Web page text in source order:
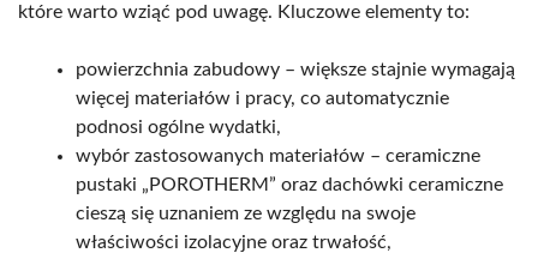
które warto wziąć pod uwagę. Kluczowe elementy to:
powierzchnia zabudowy – większe stajnie wymagają
więcej materiałów i pracy, co automatycznie
podnosi ogólne wydatki,
wybór zastosowanych materiałów – ceramiczne
pustaki „POROTHERM” oraz dachówki ceramiczne
cieszą się uznaniem ze względu na swoje
właściwości izolacyjne oraz trwałość,